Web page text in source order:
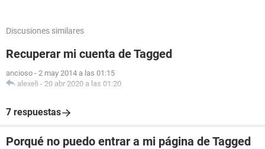
Discusiones similares
Recuperar mi cuenta de Tagged
ancioso - 2 may 2014 a las 01:15
alexeli - 20 abr 2020 a las 01:20
7 respuestas
Porqué no puedo entrar a mi página de Tagged